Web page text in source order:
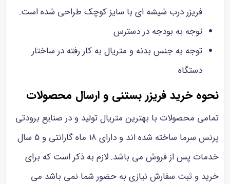
فریزر درب شیشه ای با سایز کوچک طراحی شده است.
توجه به بودجه در دسترس
توجه به جنس بدنه و متریال به کار رفته در ساختار
دستگاه
نحوه خرید فریزر بستنی و ارسال محصولات
تمامی محصولات با بهترین متریال تولید و در صنایع برودتی
پرنس سرما ساخته شده اند و دارای 18 ماه گارانتی و 5 سال
خدمات پس از فروش می باشد. لازم به ذکر است که برای
خرید و ثبت سفارش نیازی به حضور شما نمی باشد می